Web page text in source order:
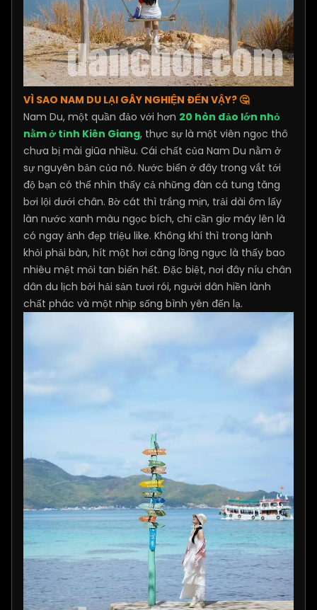
VÌ SAO NAM DU LẠI GÂY NGHIỆN ĐẾN VẬY? 🤔
Nam Du, một quần đảo với hơn 20 hòn đảo lớn nhỏ
nằm ở tỉnh Kiên Giang, thực sự là một viên ngọc thô
chưa bị mài giũa nhiều. Cái chất của Nam Du nằm ở
sự nguyên bản của nó. Nước biển ở đây trong vắt tới
độ bạn có thể nhìn thấy cả những đàn cá tung tăng
bơi lội dưới chân. Bờ cát thì trắng mịn, trải dài ôm lấy
làn nước xanh màu ngọc bích, chỉ cần giơ máy lên là
có ngay ảnh đẹp triệu like. Không khí thì trong lành
khỏi phải bàn, hít một hơi căng lồng ngực là thấy bao
nhiêu mệt mỏi tan biến hết. Đặc biệt, nơi đây níu chân
dân du lịch bởi hải sản tươi rói, người dân hiền lành
chất phác và một nhịp sống bình yên đến lạ.